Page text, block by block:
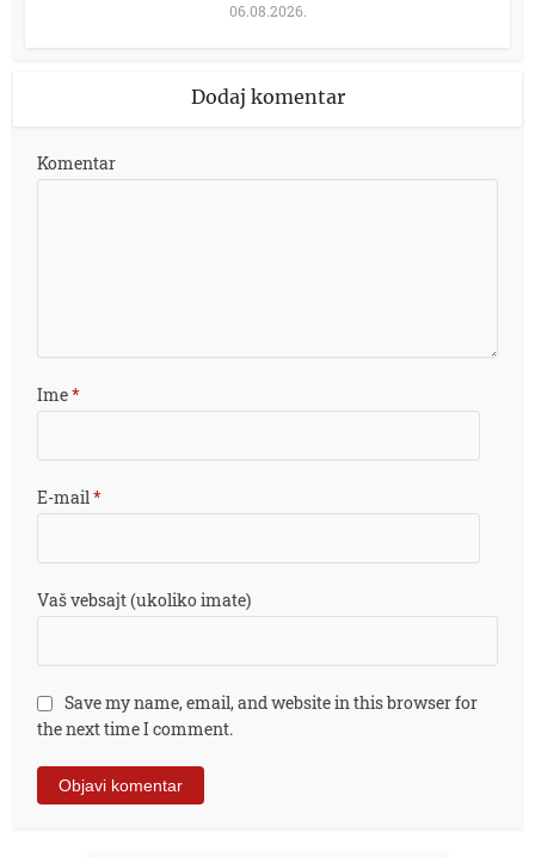
06.08.2026.
Dodaj komentar
Komentar
Ime*
E-mail*
Vaš vebsajt (ukoliko imate)
Save my name, email, and website in this browser for
the next time I comment.